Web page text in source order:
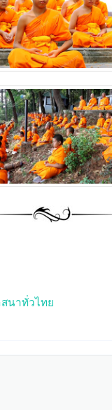
นาทั่วไทย